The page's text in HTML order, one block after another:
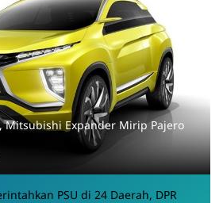
Mitsubishi Expander Mirip Pajero
PSU di 24 Daerah, DPR